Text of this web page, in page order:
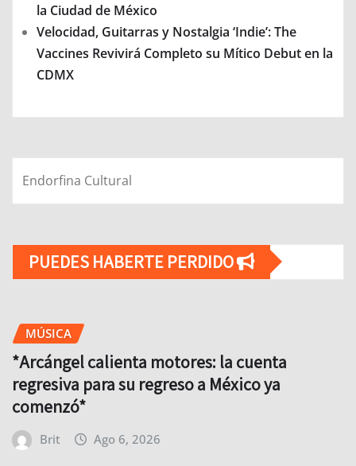
la Ciudad de México
Velocidad, Guitarras y Nostalgia ‘Indie’: The
Vaccines Revivirá Completo su Mítico Debut en la
CDMX
Endorfina Cultural
PUEDES HABERTE PERDIDO
MÚSICA
*Arcángel calienta motores: la cuenta
regresiva para su regreso a México ya
comenzó*
Brit Ago 6, 2026